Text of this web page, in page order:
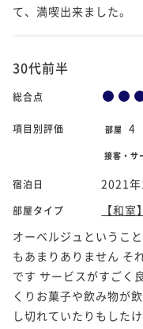
て、満喫出来ました。
30代前半
総合点
項目別評価 部屋 4
接客・サ
宿泊日 2021
部屋タイプ
【和
オーベルジュというこ
もあまりありません そ
です サービスがすごく
くりお菓子や飲み物が
し切れていたりもした